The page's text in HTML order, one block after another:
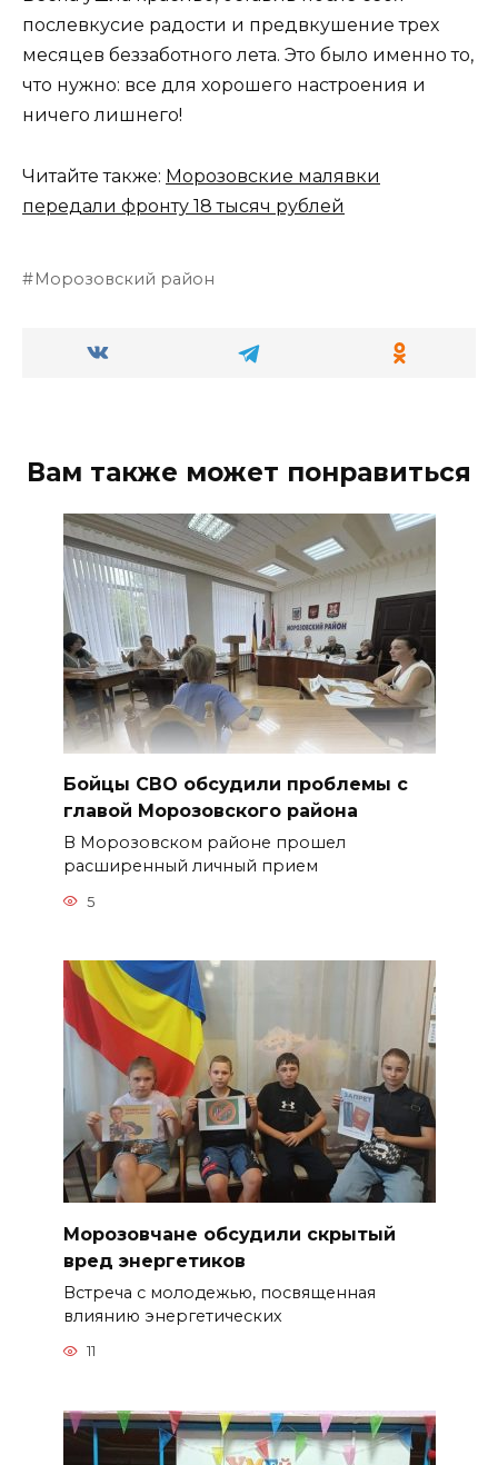
послевкусие радости и предвкушение трех
месяцев беззаботного лета. Это было именно то,
что нужно: все для хорошего настроения и
ничего лишнего!
Читайте также: Морозовские малявки
передали фронту 18 тысяч рублей
Морозовский район
Вам также может понравиться
Бойцы СВО обсудили проблемы с
главой Морозовского района
В Морозовском районе прошел
расширенный личный прием
5
Морозовчане обсудили скрытый
вред энергетиков
Встреча с молодежью, посвященная
влиянию энергетических
11